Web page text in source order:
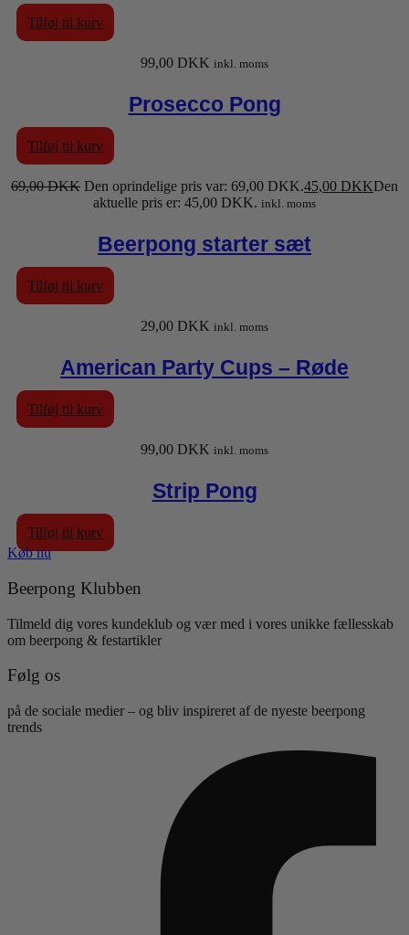
Tilføj til kurv
99,00 DKK inkl. moms
Prosecco Pong
Tilføj til kurv
69,00DKK Den oprindelige pris var: 69,00 DKK.45,00 DKKDen
aktuelle pris er: 45,00 DKK. inkl. moms
Beerpong starter sæt
Tilføj til kurv
29,00 DKK inkl. moms
American Party Cups – Røde
Tilføj til kurv
99,00 DKK inkl. moms
Strip Pong
Tilføj til kurv
Køb nu
Beerpong Klubben
Tilmeld dig vores kundeklub og vær med i vores unikke fællesskab
om beerpong & festartikler
Følg os
på de sociale medier – og bliv inspireret af de nyeste beerpong
trends